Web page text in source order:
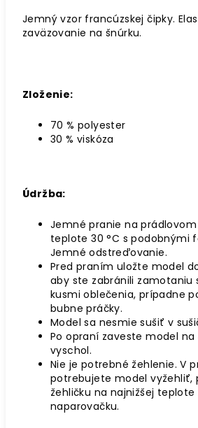
Jemný vzor francúzskej čipky.
zaväzovanie na šnúrku.
Zloženie:
70 % polyester
30 % viskóza
Údržba:
Jemné pranie na
teplote 30 °C s podobnými
Jemné odstreďovanie.
Pred praním uložte model
aby ste zabránili zamotaniu
kusmi oblečenia, prípadne
bubne práčky.
Model sa nesmie sušiť v
Po opraní zaveste model na
vyschol.
Nie je potrebné žehlenie. V
potrebujete model vyžehliť,
žehličku na najnižšej
naparovačku.